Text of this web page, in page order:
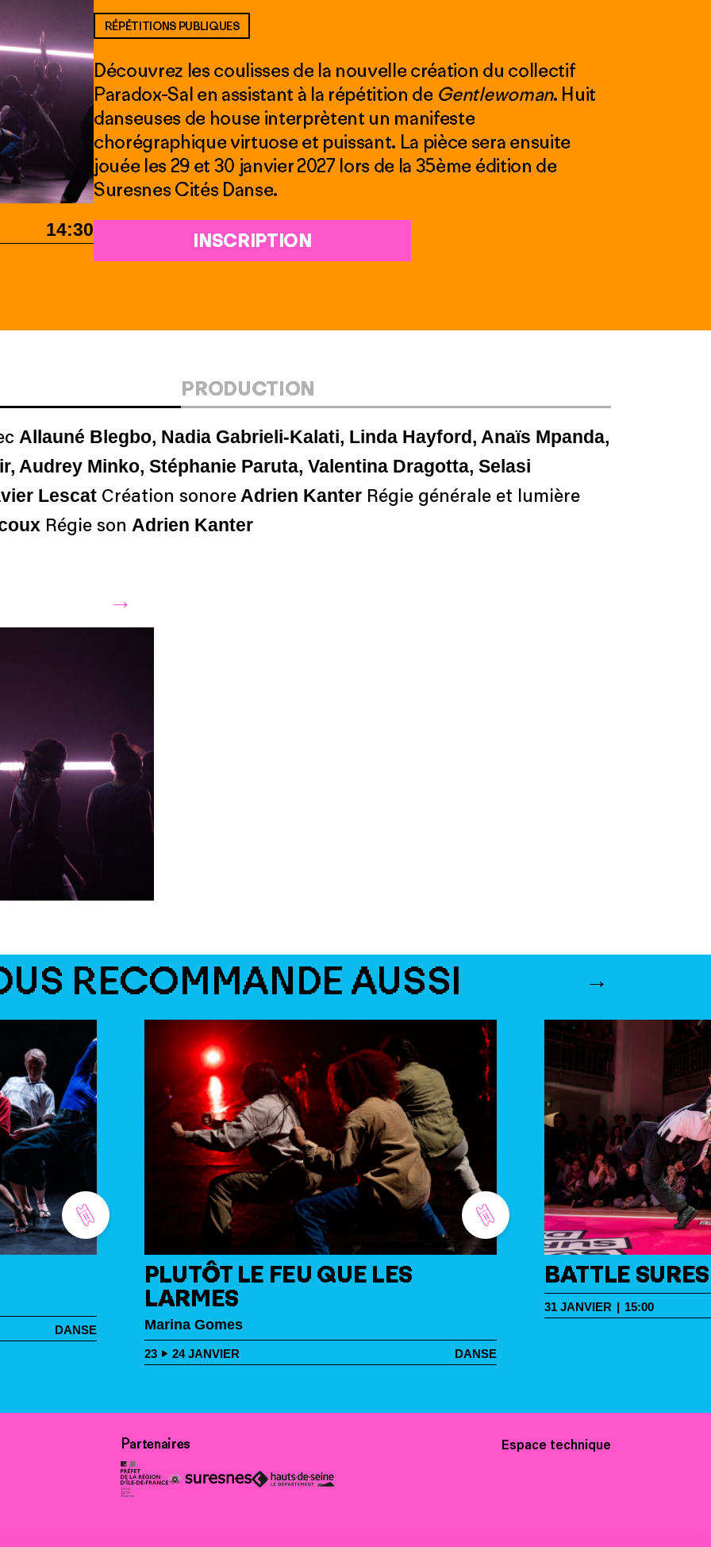
14:30
RÉPÉTITIONS PUBLIQUES
Découvrez les coulisses de la nouvelle création du collectif
Paradox-Sal en assistant à la répétition de Gentlewoman. Huit
danseuses de house interprètent un manifeste
chorégraphique virtuose et puissant. La pièce sera ensuite
jouée les 29 et 30 janvier 2027 lors de la 35ème édition de
Suresnes Cités Danse.
INSCRIPTION
PRODUCTION
Allauné Blegbo, Nadia Gabrieli-Kalati, Linda Hayford, Anaïs Mpanda,
Audrey Minko, Stéphanie Paruta, Valentina Dragotta, Selasi
Lescat Création sonore Adrien Kanter Régie générale et lumière
Régie son Adrien Kanter
RECOMMANDE AUSSI
DANSE
PLUTÔT LE FEU QUE LES
LARMES
Marina Gomes
23 24JANVIER DANSE
BATTLE
31JANVIER | 15:00
Partenaires Espace technique